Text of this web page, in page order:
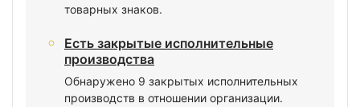
товарных знаков.
Есть закрытые исполнительные
производства
Обнаружено 9 закрытых исполнительных
производств в отношении организации.